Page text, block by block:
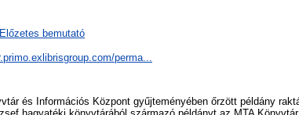
Előzetes bemutató
perma...
és Információs Központ gyűjteményében őrzött példány